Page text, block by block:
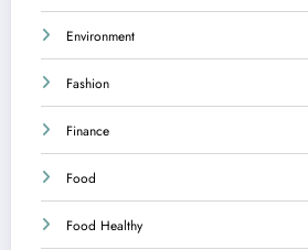
Environment
Fashion
Finance
Food
Food Healthy